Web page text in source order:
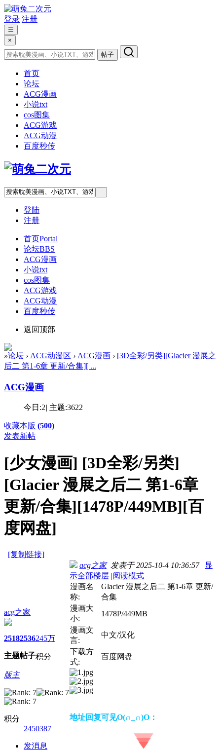
登录 注册
☰
×
帖子
首页
论坛
ACG漫画
小说txt
cos图集
ACG游戏
ACG动漫
百度秒传
登陆
注册
首页Portal
论坛BBS
ACG漫画
小说txt
cos图集
ACG游戏
ACG动漫
百度秒传
返回顶部
»论坛 › ACG动漫区 › ACG漫画 › [3D全彩/另类][Glacier 漫展之
后二 第1-6章 更新/合集][ ...
ACG漫画
今日:2| 主题:3622
收藏本版 (500)
发表新帖
[少女漫画] [3D全彩/另类]
[Glacier 漫展之后二 第1-6章
更新/合集][1478P/449MB][百
度网盘]
[复制链接]
acg之家
2518
主题
2536
帖子
245万
积分
版主
积分
2450387
发消息
acg之家发表于 2025-10-4 10:36:57 | 显
示全部楼层 |阅读模式
漫画名
称:
Glacier 漫展之后二 第1-6章 更新/
合集
漫画大
小:
1478P/449MB
漫画文
言:
中文/汉化
下载方
式:
百度网盘
地址回复可见O(∩_∩)O：